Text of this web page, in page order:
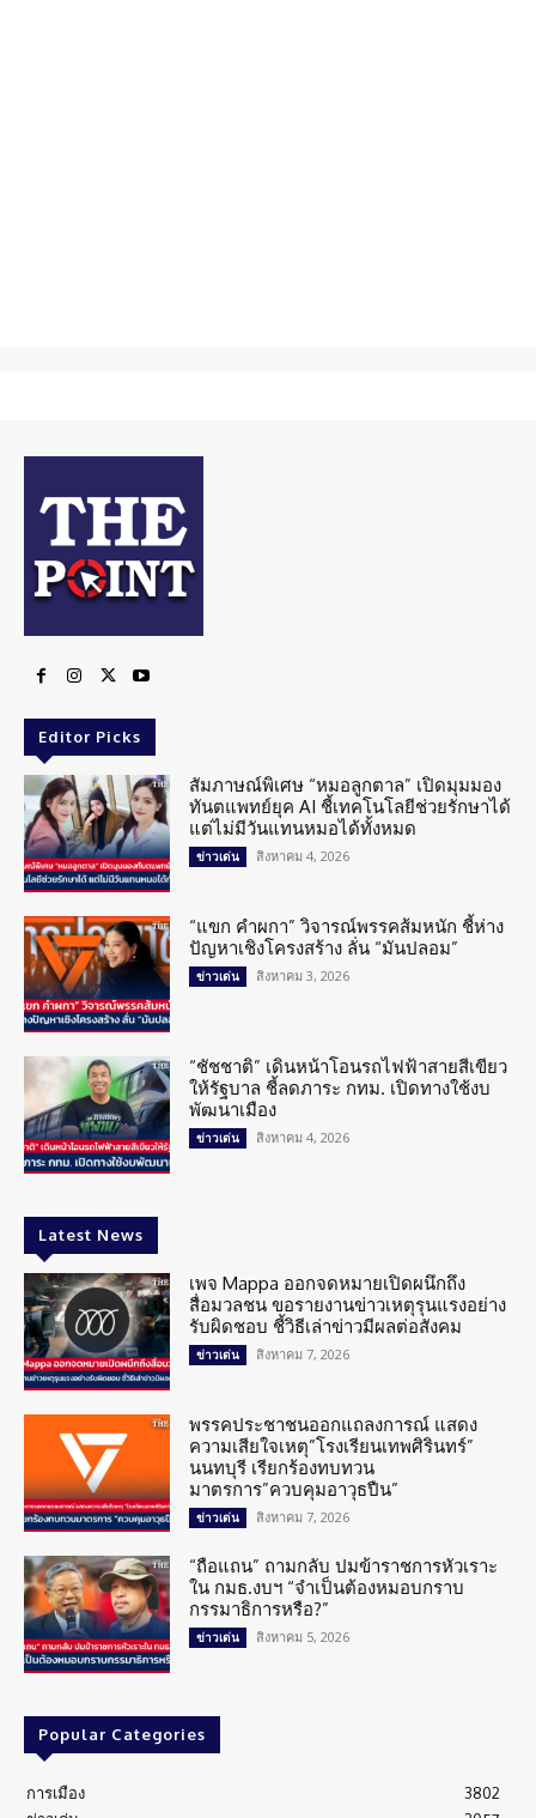
Editor Picks
สัมภาษณ์พิเศษ “หมอลูกตาล” เปิดมุมมอง
ทันตแพทย์ยุค AI ชี้เทคโนโลยีช่วยรักษาได้
แต่ไม่มีวันแทนหมอได้ทั้งหมด
ข่าวเด่น สิงหาคม 4, 2026
“แขก คำผกา” วิจารณ์พรรคส้มหนัก ชี้ห่าง
ปัญหาเชิงโครงสร้าง ลั่น “มันปลอม”
ข่าวเด่น สิงหาคม 3, 2026
“ชัชชาติ” เดินหน้าโอนรถไฟฟ้าสายสีเขียว
ให้รัฐบาล ชี้ลดภาระ กทม. เปิดทางใช้งบ
พัฒนาเมือง
ข่าวเด่น สิงหาคม 4, 2026
Latest News
เพจ Mappa ออกจดหมายเปิดผนึกถึง
สื่อมวลชน ขอรายงานข่าวเหตุรุนแรงอย่าง
รับผิดชอบ ชี้วิธีเล่าข่าวมีผลต่อสังคม
ข่าวเด่น สิงหาคม 7, 2026
พรรคประชาชนออกแถลงการณ์ แสดง
ความเสียใจเหตุ”โรงเรียนเทพศิรินทร์”
นนทบุรี เรียกร้องทบทวน
มาตรการ”ควบคุมอาวุธปืน”
ข่าวเด่น สิงหาคม 7, 2026
“ถือแถน” ถามกลับ ปมข้าราชการหัวเราะ
ใน กมธ.งบฯ “จำเป็นต้องหมอบกราบ
กรรมาธิการหรือ?”
ข่าวเด่น สิงหาคม 5, 2026
Popular Categories
การเมือง
3802